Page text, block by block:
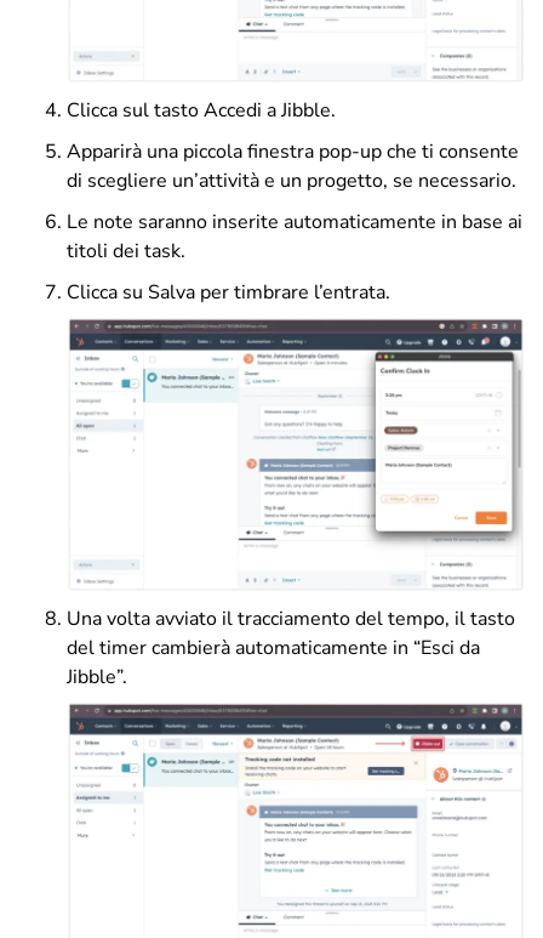
Clicca sul tasto Accedi a Jibble.
Apparirà una piccola finestra pop-up che ti consente
di scegliere un’attività e un progetto, se necessario.
Le note saranno inserite automaticamente in base ai
titoli dei task.
Clicca su Salva per timbrare l’entrata.
Una volta avviato il tracciamento del tempo, il tasto
del timer cambierà automaticamente in “Esci da
Jibble”.